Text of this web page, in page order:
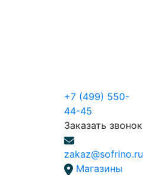
+7 (499) 550-
44-45
Заказать звонок
zakaz@sofrino.ru
Магазины